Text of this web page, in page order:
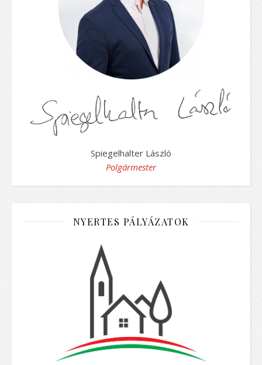
Spiegelhalter László
Polgármester
NYERTES PÁLYÁZATOK